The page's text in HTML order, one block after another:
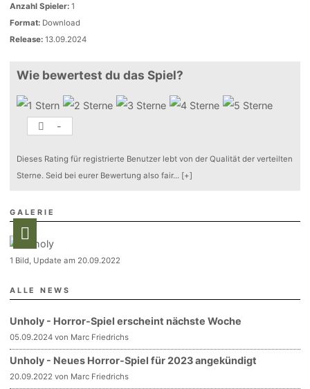
Anzahl Spieler: 1
Format: Download
Release: 13.09.2024
Wie bewertest du das Spiel?
-
Dieses Rating für registrierte Benutzer lebt von der Qualität der verteilten
Sterne. Seid bei eurer Bewertung also fair... [+]
GALERIE
1 Bild, Update am 20.09.2022
ALLE NEWS
Unholy - Horror-Spiel erscheint nächste Woche
05.09.2024 von Marc Friedrichs
Unholy - Neues Horror-Spiel für 2023 angekündigt
20.09.2022 von Marc Friedrichs